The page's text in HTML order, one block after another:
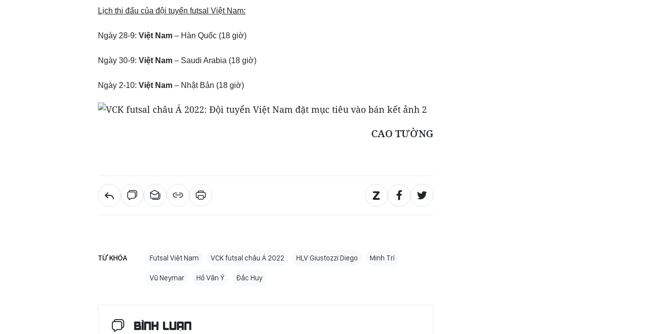
Lịch thi đấu của đội tuyển futsal Việt Nam:
Ngày 28-9: Việt Nam – Hàn Quốc (18 giờ)
Ngày 30-9: Việt Nam – Saudi Arabia (18 giờ)
Ngày 2-10: Việt Nam – Nhật Bản (18 giờ)
CAO TƯỜNG
TỪ KHÓA Futsal Việt Nam VCK futsal châu Á 2022 HLV Giustozzi Diego Minh Trí
Vũ Neymar Hồ Văn Ý Đắc Huy
BÌNH LUẬN